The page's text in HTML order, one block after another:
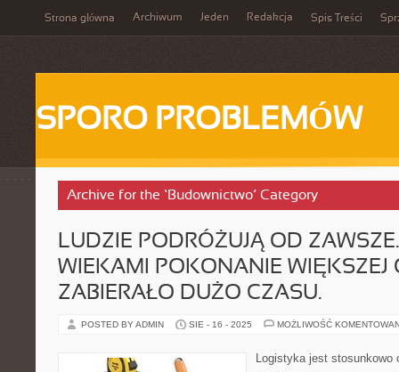
Strona główna Archiwum Jeden Redakcja Spis Treści
SPORO PROBLEMÓW
Archive for the ‘Budownictwo’ Category
LUDZIE PODRÓŻUJĄ OD
WIEKAMI POKONANIE WIĘKSZEJ
ZABIERAŁO DUŻO CZASU.
POSTED BY ADMIN SIE - 16 - 2025 MOŻLIWOŚĆ
Logistyka jest stosunkowo